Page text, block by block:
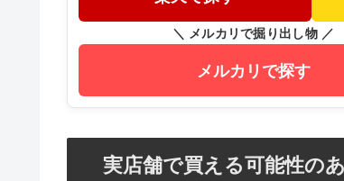
＼ メルカリで掘り出し物 ／
メルカリで探す
実店舗で買える可能性の